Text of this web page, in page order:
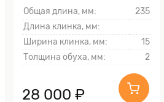
Общая длина, мм:
235
Длина клинка, мм:
Ширина клинка, мм:
15
Толщина обуха, мм:
2
28 000 ₽